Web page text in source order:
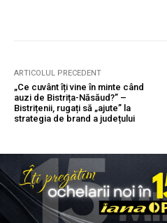
ARTICOLUL PRECEDENT
„Ce cuvânt îți vine în minte când
auzi de Bistrița-Năsăud?” –
Bistrițenii, rugați să „ajute” la
strategia de brand a județului